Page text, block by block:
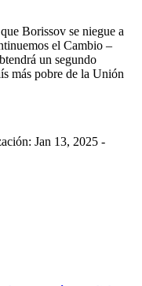
Borissov se niegue a
el Cambio –
un segundo
más pobre de la Unión
Jan 13, 2025 -